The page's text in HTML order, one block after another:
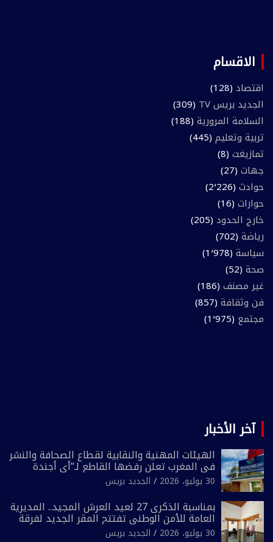
الاقسام
اقتصاد (128)
الجديد بريس TV
(309)
السلامة المرورية (188)
تربية وتعليم (445)
تمازيغت (8)
جهات (27)
حوادث (2٬226)
حوارات (16)
خارج الحدود (205)
رياضة (702)
سياسة (1٬978)
صحة (52)
غير مصنف (186)
فن وثقافة (857)
مجتمع (1٬975)
آخر الأخبار
الهيئات المهنية والنقابية لقطاع الصحافة والنشر
في المغرب تعلن رفضها القاطع لـ”أي أجندة
انتخابية مُعدة على مقاس سياسي ومصلحي
ضيق”
30 يوليو، 2026 الجديد بريس
بمناسبة الذكرى 27 لعيد العرش المجيد.. المديرية
العامة للأمن الوطني تفتتح المقر الجديد لفرقة
الشرطة السياحية بفاس
30 يوليو، 2026 الجديد بريس